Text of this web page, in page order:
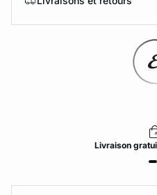
Livraison